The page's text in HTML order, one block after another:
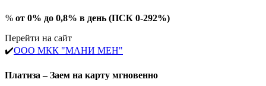
% от 0% до 0,8% в день (ПСК 0-292%)
Перейти на сайт
✔️ООО МКК "МАНИ МЕН"
Платиза – Заем на карту мгновенно